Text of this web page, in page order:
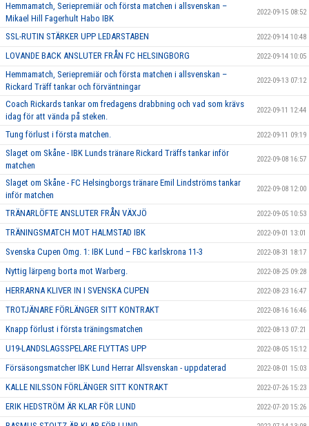
Hemmamatch, Seriepremiär och första matchen i allsvenskan –
Mikael Hill Fagerhult Habo IBK
2022-09-15 08:52
SSL-RUTIN STÄRKER UPP LEDARSTABEN 2022-09-14 10:48
LOVANDE BACK ANSLUTER FRÅN FC HELSINGBORG 2022-09-14 10:05
Hemmamatch, Seriepremiär och första matchen i allsvenskan –
Rickard Träff tankar och förväntningar
2022-09-13 07:12
Coach Rickards tankar om fredagens drabbning och vad som krävs
idag för att vända på steken.
2022-09-11 12:44
Tung förlust i första matchen. 2022-09-11 09:19
Slaget om Skåne - IBK Lunds tränare Rickard Träffs tankar inför
matchen
2022-09-08 16:57
Slaget om Skåne - FC Helsingborgs tränare Emil Lindströms tankar
inför matchen
2022-09-08 12:00
TRÄNARLÖFTE ANSLUTER FRÅN VÄXJÖ 2022-09-05 10:53
TRÄNINGSMATCH MOT HALMSTAD IBK 2022-09-01 13:01
Svenska Cupen Omg. 1: IBK Lund – FBC karlskrona 11-3 2022-08-31 18:17
Nyttig lärpeng borta mot Warberg. 2022-08-25 09:28
HERRARNA KLIVER IN I SVENSKA CUPEN 2022-08-23 16:47
TROTJÄNARE FÖRLÄNGER SITT KONTRAKT 2022-08-16 16:46
Knapp förlust i första träningsmatchen 2022-08-13 07:21
U19-LANDSLAGSSPELARE FLYTTAS UPP 2022-08-05 15:12
Försäsongsmatcher IBK Lund Herrar Allsvenskan - uppdaterad 2022-08-01 15:03
KALLE NILSSON FÖRLÄNGER SITT KONTRAKT 2022-07-26 15:23
ERIK HEDSTRÖM ÄR KLAR FÖR LUND 2022-07-20 15:26